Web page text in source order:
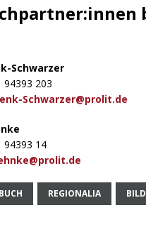
Schwarzer
94393 203
Schwarzer@prolit.de
94393 14
REGIONALIA